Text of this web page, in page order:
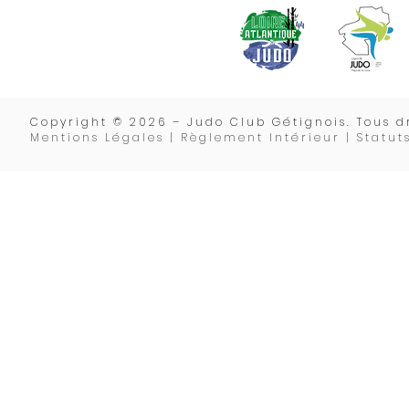
Copyrigh t © 2026 – Judo Club Gétignois. Tous
Mentions Légales | Règlement Intérieur |